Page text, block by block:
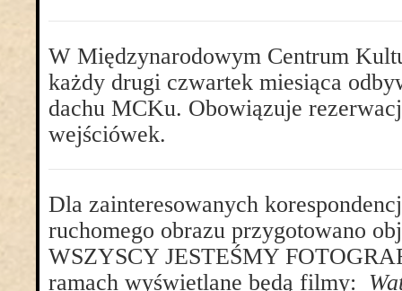
W Międzynarodowym Centrum
każdy drugi czwartek miesiąca
dachu MCKu. Obowiązuje
wejściówek.
Dla zainteresowanych
ruchomego obrazu przygotowano
WSZYSCY JESTEŚMY
ramach wyświetlane będą filmy: